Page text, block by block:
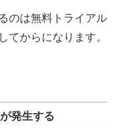
のは無料トライアル
てからになります。
発生する